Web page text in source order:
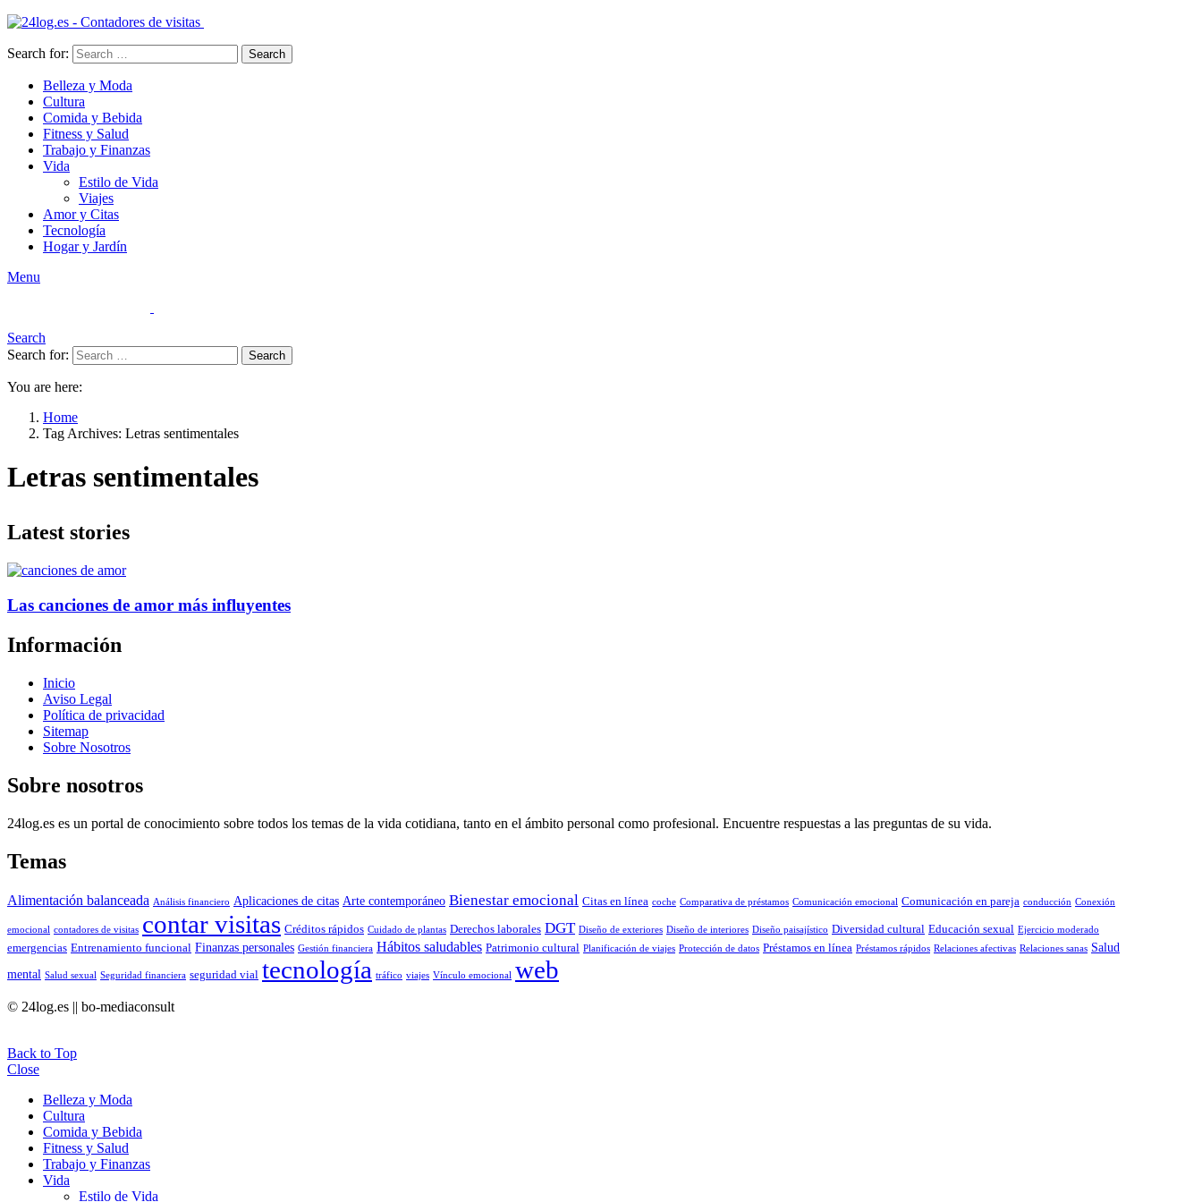
Search for: Search
Belleza y Moda
Cultura
Comida y Bebida
Fitness y Salud
Trabajo y Finanzas
Vida
Estilo de Vida
Viajes
Amor y Citas
Tecnología
Hogar y Jardín
Menu
Search
Search for:
Search
You are here:
Home
Tag Archives: Letras sentimentales
Letras sentimentales
Latest stories
Las canciones de amor más influyentes
Información
Inicio
Aviso Legal
Política de privacidad
Sitemap
Sobre Nosotros
Sobre nosotros
24log.es es un portal de conocimiento sobre todos los temas de la vida cotidiana, tanto en el ámbito personal como profesional. Encuentre respuestas a las preguntas de su vida.
Temas
Alimentación balanceada Análisis financiero Aplicaciones de citas Arte contemporáneo Bienestar emocional Citas en línea coche Comparativa de préstamos Comunicación emocional Comunicación en pareja conducción Conexión
emocional contadores de visitas contar visitas Créditos rápidos Cuidado de plantas Derechos laborales DGT Diseño de exteriores Diseño de interiores Diseño paisajístico Diversidad cultural Educación sexual Ejercicio moderado
emergencias Entrenamiento funcional Finanzas personales Gestión financiera Hábitos saludables Patrimonio cultural Planificación de viajes Protección de datos Préstamos en línea Préstamos rápidos Relaciones afectivas Relaciones sanas Salud
mental Salud sexual Seguridad financiera seguridad vial tecnología tráfico viajes Vínculo emocional web
© 24log.es || bo-mediaconsult
Back to Top
Close
Belleza y Moda
Cultura
Comida y Bebida
Fitness y Salud
Trabajo y Finanzas
Vida
Estilo de Vida